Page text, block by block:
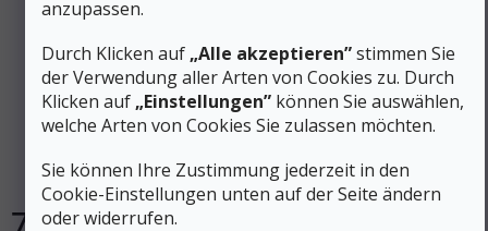
anzupassen.
Durch Klicken auf „Alle akzeptieren”stimmen Sie
der Verwendung aller Arten von Cookies zu. Durch
Klicken auf „Einstellungen” können Sie auswählen,
welche Arten von Cookies Sie zulassen möchten.
Sie können Ihre Zustimmung jederzeit in den
Cookie-Einstellungen unten auf der Seite ändern
oder widerrufen.
ORTOVOX Damen-T-Shirt 185 ROCK 'N' WOOL LONG
SLEEVE grau meliert - grau